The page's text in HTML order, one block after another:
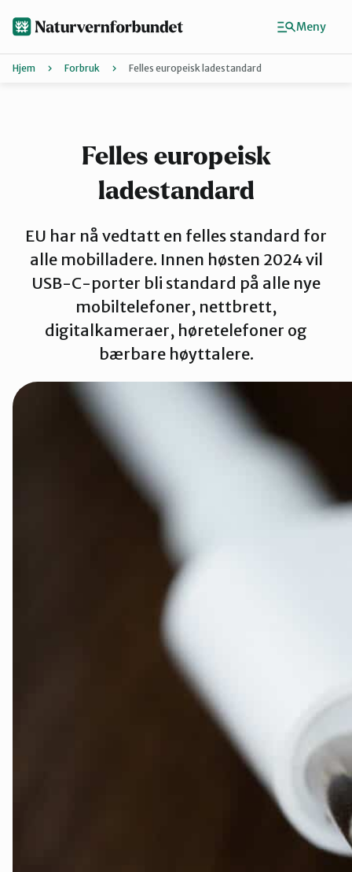
Finn ditt lokallag
Buskerud
Finnmark
Hordaland
Møre og Romsdal
Hjem Forbruk Felles europeisk ladestandard
Felles europeisk
ladestandard
EU har nå vedtatt en felles standard for
alle mobilladere. Innen høsten 2024 vil
USB-C-porter bli standard på alle nye
mobiltelefoner, nettbrett,
digitalkameraer, høretelefoner og
bærbare høyttalere.